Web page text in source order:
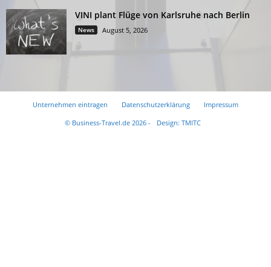
VINI plant Flüge von Karlsruhe nach Berlin
News August 5, 2026
Unternehmen eintragen Datenschutzerklärung
Impressum
© Business-Travel.de 2026 -
Design: TMITC